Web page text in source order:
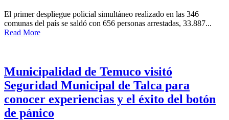
El primer despliegue policial simultáneo realizado en las 346
comunas del país se saldó con 656 personas arrestadas, 33.887...
Read More
Municipalidad de Temuco visitó
Seguridad Municipal de Talca para
conocer experiencias y el éxito del botón
de pánico